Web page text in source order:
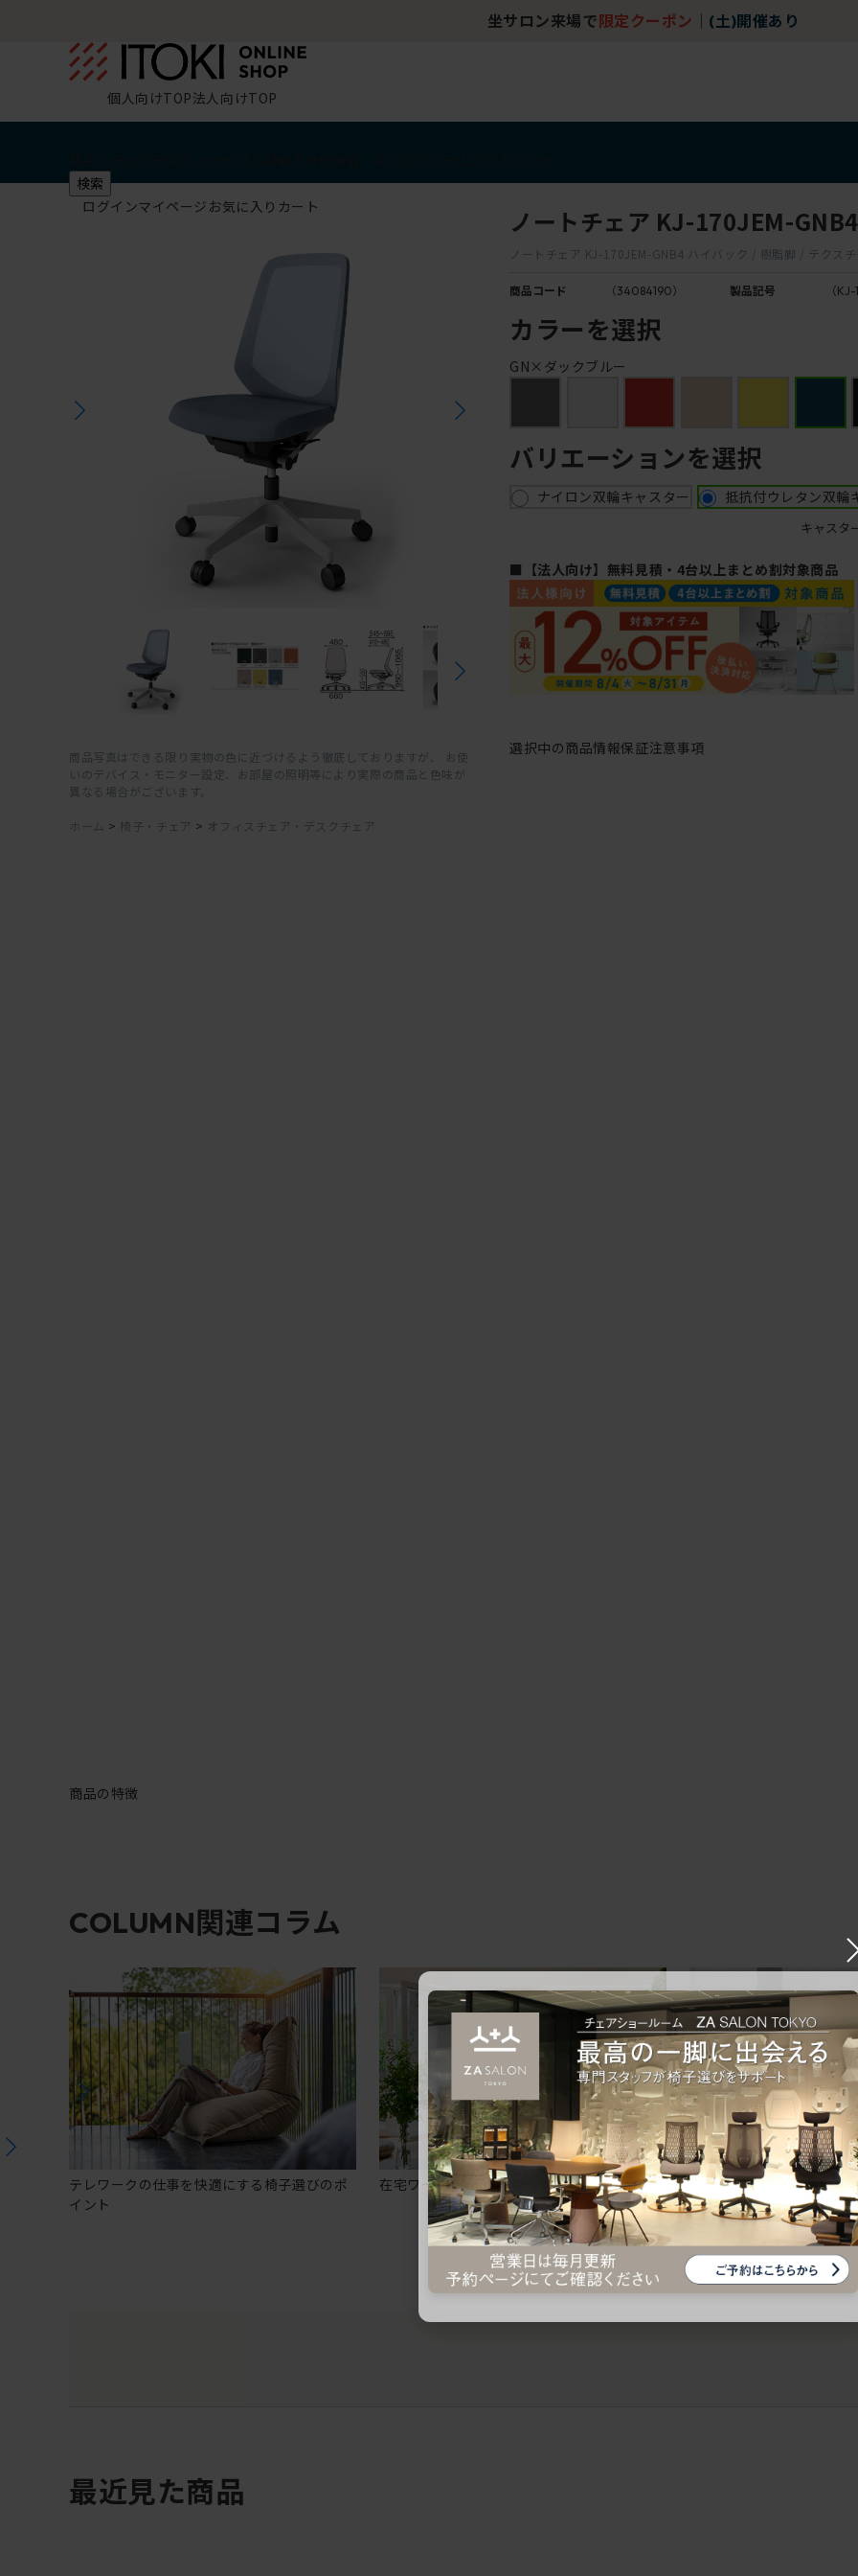
坐サロン来場で 限定クーポン (土)開催あり
個人向けTOP法人向けTOP
検索
ログインマイページ お気に入り カート
商品写真はできる限り実物の色に近づけるよう徹底しておりますが、 お使
いのデバイス・モニター設定、お部屋の照明等により実際の商品と色味が
異なる場合がございます。
ホーム > 椅子・チェア > オフィスチェア・デスクチェア
ノートチェア KJ-170JEM-GNB4
ノートチェア KJ-170JEM-GNB4 ハイバック / 樹脂脚 / テクス
商品コード （34084190） 製品記号 （
カラーを選択
GN×ダックブルー
バリエーションを選択
ナイロン双輪キャスター 抵抗付ウレタン双輪
キャスタ
■【法人向け】無料見積・4台以上まとめ割対象商品
選択中の商品情報保証注意事項
商品の特徴
COLUMN関連コラム
テレワークの仕事を快適にする椅子選びのポ
イント
在宅ワークにおすすめのオフィスチェア5選
椅子に座っているのに疲
疲れにくいチェアの選び方
最近見た商品